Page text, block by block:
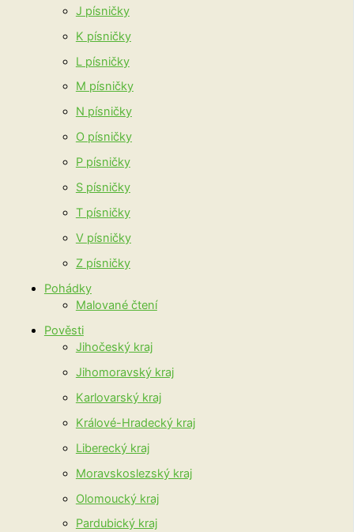
J písničky
K písničky
L písničky
M písničky
N písničky
O písničky
P písničky
S písničky
T písničky
V písničky
Z písničky
Pohádky
Malované čtení
Pověsti
Jihočeský kraj
Jihomoravský kraj
Karlovarský kraj
Králové-Hradecký kraj
Liberecký kraj
Moravskoslezský kraj
Olomoucký kraj
Pardubický kraj